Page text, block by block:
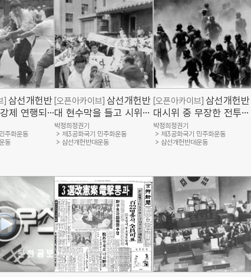
] 삼선개헌반
제 연행되
신문사, 민
사업회)
주화운동
동
[오픈아카이브] 삼선개헌반
대 현수막을 들고 시위하
는 신민당 의원들(경향신
문사, 민주화운동기념사
업회)
박정희정권기
제3공화국기 민주화운동
삼선개헌반대운동
[오픈아카이브] 삼선개헌반
대시위 중 무장한 전투경
찰에게 연행되는 시민들
(경향신문사, 민주화운동
기념사업회)
박정희정권기
제3공화국기 민주화운동
삼선개헌반대운동